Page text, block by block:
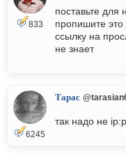
833
поставьте для
пропишите это
ссылку на
не знает
6245
Тарас
так надо не